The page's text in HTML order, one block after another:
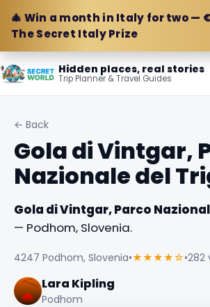
🎄 Win a month in Italy for two —
The Secret Italy Prize
Hidden places, real stories
Trip Planner & Travel Guides
← Back
Gola di Vintgar,
Nazionale del
Gola di Vintgar, Parco
— Podhom, Slovenia.
4247 Podhom, Slovenia•★★★★☆•282
Lara Kipling
Podhom